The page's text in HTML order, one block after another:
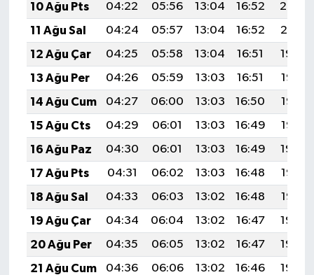
10 Ağu Pts
04:22 05:56 13:04 16:52
20:02
11 Ağu Sal
04:24 05:57 13:04 16:52
20:01
12 Ağu Çar
04:25 05:58 13:04 16:51
19:59
13 Ağu Per
04:26 05:59 13:03 16:51
19:58
14 Ağu Cum
04:27 06:00 13:03 16:50
19:57
15 Ağu Cts
04:29 06:01 13:03 16:49
19:56
16 Ağu Paz
04:30 06:01 13:03 16:49
19:54
17 Ağu Pts
04:31 06:02 13:03 16:48
19:53
18 Ağu Sal
04:33 06:03 13:02 16:48
19:52
19 Ağu Çar
04:34 06:04 13:02 16:47
19:50
20 Ağu Per
04:35 06:05 13:02 16:47
19:49
21 Ağu Cum
04:36 06:06 13:02 16:46
19:48